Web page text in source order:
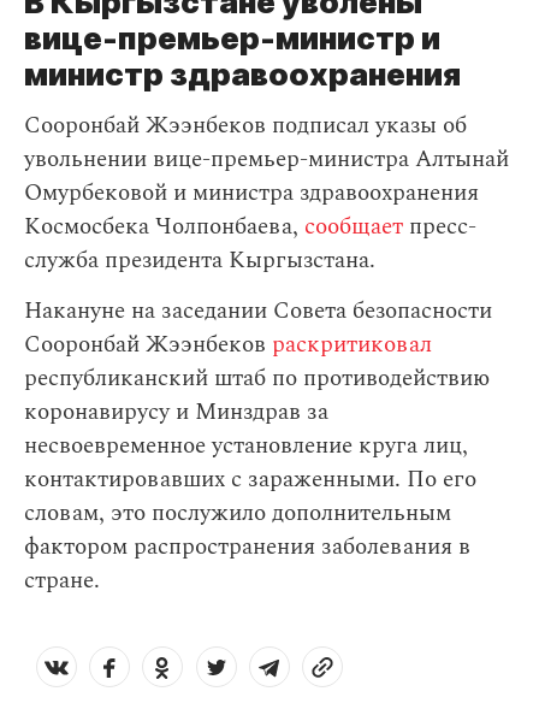
вице-премьер-министр и
министр здравоохранения
Сооронбай Жээнбеков подписал указы об
увольнении вице-премьер-министра Алтынай
Омурбековой и министра здравоохранения
Космосбека Чолпонбаева, сообщает пресс-
служба президента Кыргызстана.
Накануне на заседании Совета безопасности
Сооронбай Жээнбеков раскритиковал
республиканский штаб по противодействию
коронавирусу и Минздрав за
несвоевременное установление круга лиц,
контактировавших с зараженными. По его
словам, это послужило дополнительным
фактором распространения заболевания в
стране.